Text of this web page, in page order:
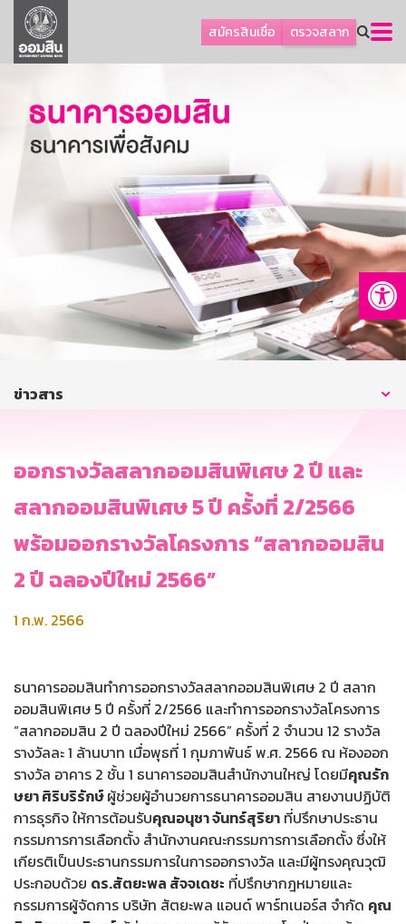
สมัครสินเชื่อ ตรวจสลาก
ลูกค้าธุรกิจ
ลูกค้าผู้ประกอบรายย่อย
ออมเพื่อสุข
เกี่ยวกับธนาคาร
การพัฒนาที่ยั่งยืน
บริการทางการเงิน
ติดต่อเรา
บริการออนไลน์
ข่าวสาร
ออกรางวัลสลากออมสินพิเศษ 2 ปี และ
สลากออมสินพิเศษ 5 ปี ครั้งที่ 2/2566
พร้อมออกรางวัลโครงการ “สลากออมสิน
2 ปี ฉลองปีใหม่ 2566”
1 ก.พ. 2566
ธนาคารออมสินทำการออกรางวัลสลากออมสินพิเศษ 2 ปี สลาก
ออมสินพิเศษ 5 ปี ครั้งที่ 2/2566 และทำการออกรางวัลโครงการ
“สลากออมสิน 2 ปี ฉลองปีใหม่ 2566” ครั้งที่ 2 จำนวน 12 รางวัล
รางวัลละ 1 ล้านบาท เมื่อพุธที่ 1 กุมภาพันธ์ พ.ศ. 2566 ณ ห้องออก
รางวัล อาคาร 2 ชั้น 1 ธนาคารออมสินสำนักงานใหญ่ โดยมีคุณรัก
ษยา ศิริบริรักษ์ผู้ช่วยผู้อำนวยการธนาคารออมสิน สายงานปฏิบัติ
การธุรกิจ ให้การต้อนรับคุณอนุชา จันทร์สุริยา ที่ปรึกษาประธาน
กรรมการการเลือกตั้ง สำนักงานคณะกรรมการการเลือกตั้ง ซึ่งให้
เกียรติเป็นประธานกรรมการในการออกรางวัล และมีผู้ทรงคุณวุฒิ
ประกอบด้วย ดร.สัตยะพล สัจจเดชะ ที่ปรึกษากฎหมายและ
กรรมการผู้จัดการ บริษัท สัตยะพล แอนด์ พาร์ทเนอร์ส จำกัด คุณ